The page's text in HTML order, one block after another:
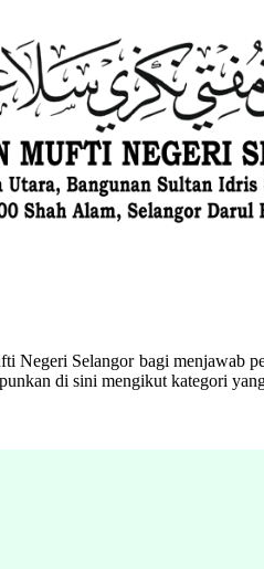
Selangor bagi menjawab
di sini mengikut kategori